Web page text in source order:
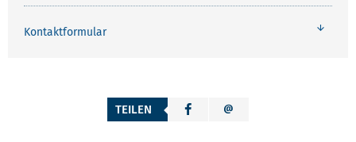
Kontaktformular
TEILEN